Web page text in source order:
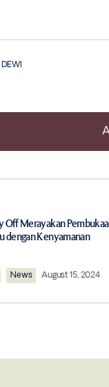
DEWI
not be published.
and website in this
Off Merayakan
dengan Kenyamanan
News August 15, 2024